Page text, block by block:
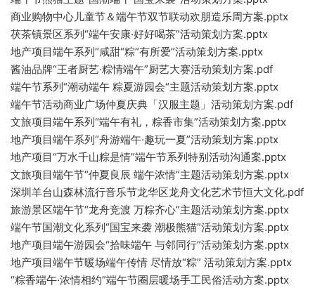
商业购物中心儿童节＆端午节双节联动欢朋造乐周方案.pptx
茯茶镇景区系列“端午安康·好好喝茶”活动策划方案.pptx
地产项目端午系列“咸甜“粽”有所爱”活动策划方案.pptx
酱油品牌“王者厨艺·粽情端午”厨艺大赛活动策划方案.pdf
端午节系列“潮动端午 粽夏游园会“主题活动策划方案.pptx
端午节活动商业广场仲夏庆典「汉服主题」活动策划方案.pdf
文旅项目端午系列“端午有礼，粽香市集”活动策划方案.pptx
地产项目端午系列“舟游端午·趣玩一夏”活动策划方案.pptx
地产项目“万水千山粽是情”端午节系列特别活动沟通案.pptx
文旅项目端午节“仲夏良辰 端午浓情”主题活动策划方案.pptx
深圳羊台山森林流行音乐节龙华区龙舟文化艺术节恒大文化.pdf
旅游景区端午节“龙舟竞渡 万粽齐心”主题活动策划方案.pptx
端午节国潮文化系列“国宝来袭 潮极熊猫”活动策划方案.pptx
地产项目端午游园会“拾味端午 与邻同行”活动策划方案.pptx
地产项目端午节暖场端午传情 尽情放“粽” 活动策划方案.pptx
“粽香端午·浓情相约”端午节圈层暖场手工民俗活动方案.pptx